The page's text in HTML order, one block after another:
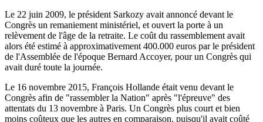
Le 22 juin 2009, le président Sarkozy avait annoncé devant le
Congrès un remaniement ministériel, et ouvert la porte à un
relèvement de l'âge de la retraite. Le coût du rassemblement avait
alors été estimé à approximativement 400.000 euros par le président
de l'Assemblée de l'époque Bernard Accoyer, pour un Congrès qui
avait duré toute la journée.
Le 16 novembre 2015, François Hollande était venu devant le
Congrès afin de "rassembler la Nation" après "l'épreuve" des
attentats du 13 novembre à Paris. Un Congrès plus court et bien
moins coûteux que les autres en comparaison, puisqu'il avait coûté